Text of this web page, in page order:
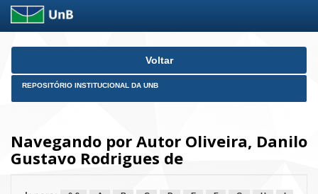
Skip
Voltar
REPOSITÓRIO INSTITUCIONAL DA UNB
Navegando por Autor Oliveira, Danilo
Gustavo Rodrigues de